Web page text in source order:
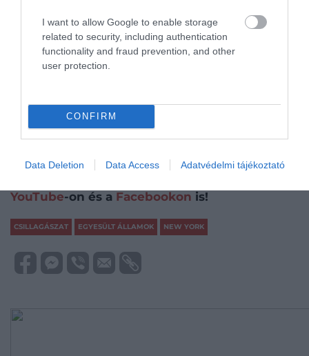
I want to allow Google to enable storage
related to security, including authentication
functionality and fraud prevention, and other
user protection.
CONFIRM
Data Deletion Data Access Adatvédelmi tájékoztató
még mindig a helyén van
Videó: zöldbe borult a Chicago-folyó Szent Patrik
napjának alkalmából
6 balatoni kertmozi, ahol egész nyáron vetítenek
legkülönlegesebb tavát
Kövessétek a közösségi csatornáinkat is, így
tartalmainkról: Drive Magazine néven ott
YouTube-on és a Facebookon is!
CSILLAGÁSZAT EGYESÜLT ÁLLAMOK NEW YORK